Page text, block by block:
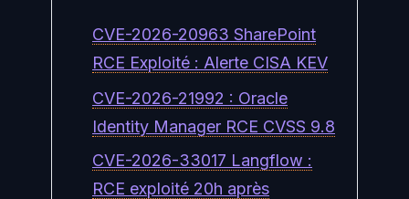
CVE-2026-20963 SharePoint
RCE Exploité : Alerte CISA KEV
CVE-2026-21992 : Oracle
Identity Manager RCE CVSS 9.8
CVE-2026-33017 Langflow :
RCE exploité 20h après